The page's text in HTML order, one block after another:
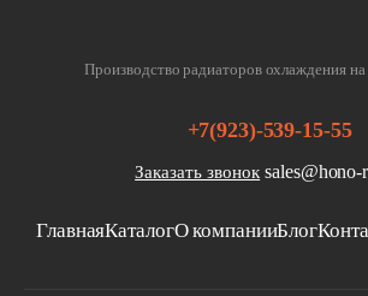
Производство радиаторов охлаждения на
ГлавнаяКаталогО компанииБлог
+7(923)-539-15-55
Заказать звонок sales@hono-